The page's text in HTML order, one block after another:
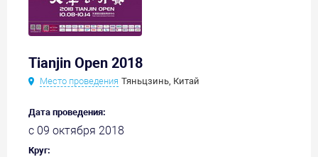
Tianjin Open 2018
Место проведения Тяньцзинь, Китай
Дата проведения:
с 09 октября 2018
Круг: